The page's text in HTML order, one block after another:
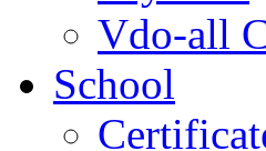
Vdo-all
School